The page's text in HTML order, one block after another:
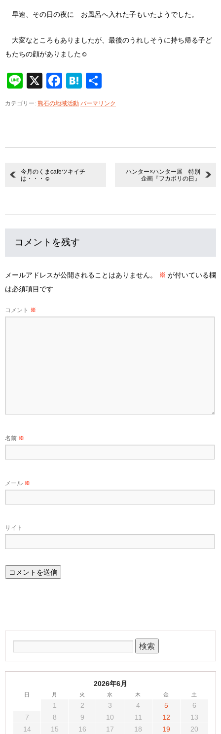
早速、その日の夜に お風呂へ入れた子もいたようでした。
大変なところもありましたが、最後のうれしそうに持ち帰る子ど
もたちの顔がありました☺
Line
X Facebook
Hatena
有
カテゴリー: 熊石の地域活動 パーマリンク
今月のくまcafeツキイチ
は・・・☺
ハンター×ハンター展 特別
企画『フカボリの日』
コメントを残す
メールアドレスが公開されることはありません。 ※ が付いている欄
は必須項目です
コメント ※
名前 ※
メール ※
サイト
2026年6月
日 月 火 水 木 金 土
1 2 3 4 5
6
7
8 9 10 11 12
13
14
15 16 17 18 19
20